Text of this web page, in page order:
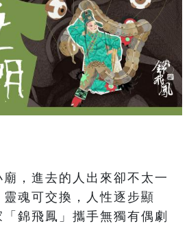
，進去的人出來卻不太一
魂可交換，人性逐步顯
錦飛鳳」攜手無獨有偶劇